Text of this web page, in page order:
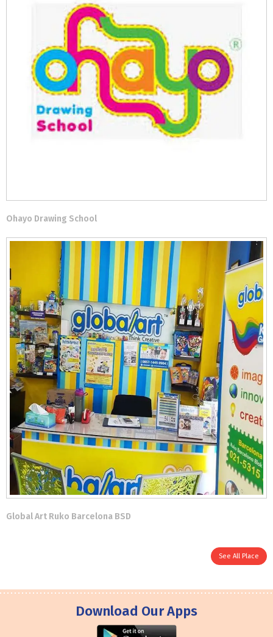
Ohayo Drawing School
Global Art Ruko Barcelona BSD
See All Place
Download Our Apps